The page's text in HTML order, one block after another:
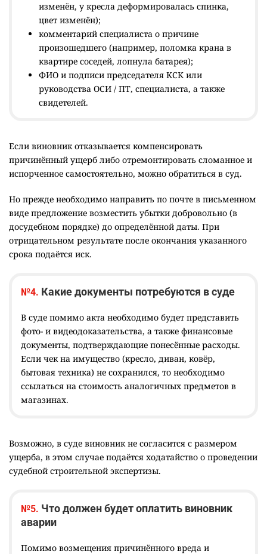
изменён, у кресла деформировалась спинка,
цвет изменён);
комментарий специалиста о причине
произошедшего (например, поломка крана в
квартире соседей, лопнула батарея);
ФИО и подписи председателя КСК или
руководства ОСИ / ПТ, специалиста, а также
свидетелей.
Если виновник отказывается компенсировать
причинённый ущерб либо отремонтировать сломанное и
испорченное самостоятельно, можно обратиться в суд.
Но прежде необходимо направить по почте в письменном
виде предложение возместить убытки добровольно (в
досудебном порядке) до определённой даты. При
отрицательном результате после окончания указанного
срока подаётся иск.
№4. Какие документы потребуются в суде
В суде помимо акта необходимо будет представить
фото- и видеодоказательства, а также финансовые
документы, подтверждающие понесённые расходы.
Если чек на имущество (кресло, диван, ковёр,
бытовая техника) не сохранился, то необходимо
ссылаться на стоимость аналогичных предметов в
магазинах.
Возможно, в суде виновник не согласится с размером
ущерба, в этом случае подаётся ходатайство о проведении
судебной строительной экспертизы.
№5. Что должен будет оплатить виновник
аварии
Помимо возмещения причинённого вреда и